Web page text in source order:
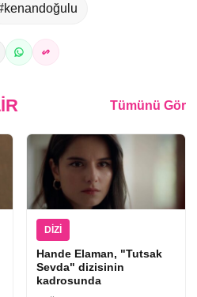
Tümünü Gör
DIZI
Hande Elaman, "Tutsak
Sevda" dizisinin
kadrosunda